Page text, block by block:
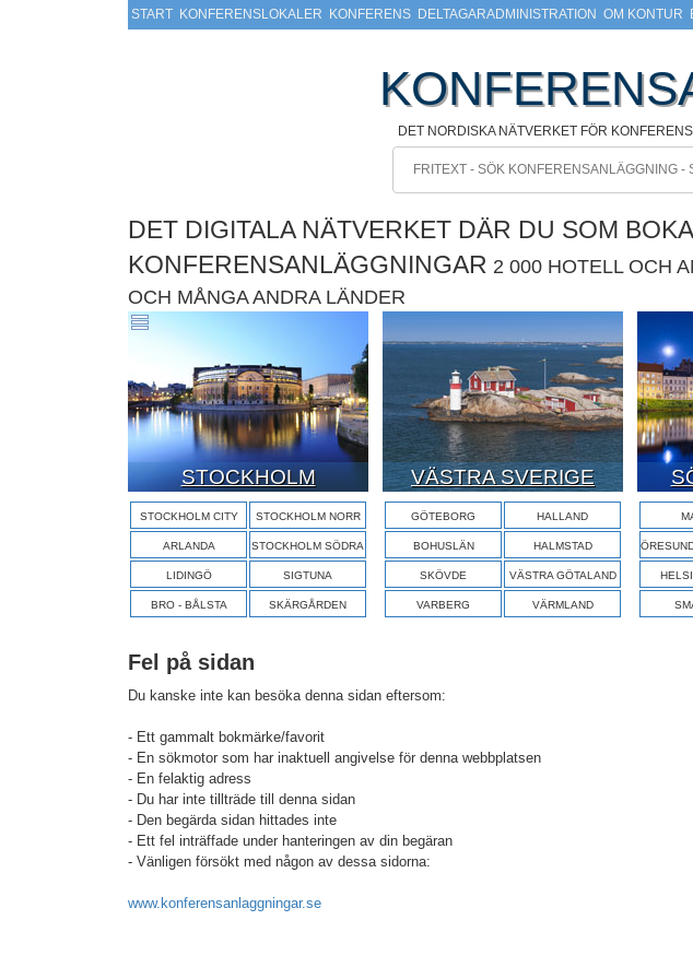
START KONFERENSLOKALER KONFERENS DELTAGARADMINISTRATION OM KONTUR
DET NORDISKA NÄTVERKET FÖR
DET DIGITALA NÄTVERKET DÄR DU SOM
KONFERENSANLÄGGNINGAR 2 000 HOTELL OCH
OCH MÅNGA ANDRA LÄNDER
STOCKHOLM
STOCKHOLM CITY STOCKHOLM NORR
ARLANDA STOCKHOLM SÖDRA
LIDINGÖ SIGTUNA
BRO - BÅLSTA SKÄRGÅRDEN
VÄSTRA SVERIGE
GÖTEBORG HALLAND
BOHUSLÄN HALMSTAD
SKÖVDE VÄSTRA GÖTALAND
VARBERG VÄRMLAND
Fel på sidan
Du kanske inte kan besöka denna sidan eftersom:
- Ett gammalt bokmärke/favorit
- En sökmotor som har inaktuell angivelse för denna webbplatsen
- En felaktig adress
- Du har inte tillträde till denna sidan
- Den begärda sidan hittades inte
- Ett fel inträffade under hanteringen av din begäran
- Vänligen försökt med någon av dessa sidorna:
www.konferensanlaggningar.se